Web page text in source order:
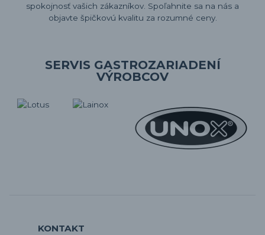
spokojnosť vašich zákazníkov. Spoľahnite sa na nás a
objavte špičkovú kvalitu za rozumné ceny.
SERVIS GASTROZARIADENÍ
VÝROBCOV
KONTAKT